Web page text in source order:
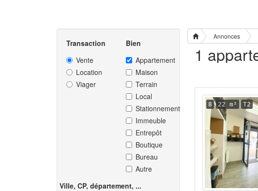
Annonces
Transaction
Vente
Location
Viager
Bien
Appartement
Maison
Terrain
Local
Stationnement
Immeuble
Entrepôt
Boutique
Bureau
Autre
Ville, CP, département, ...
8 22 m² T2